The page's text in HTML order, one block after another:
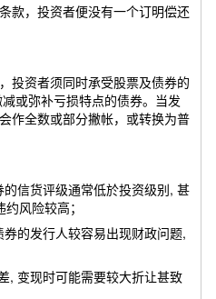
款，投资者便没有一个订明偿还
投资者须同时承受股票及债券的
或弥补亏损特点的债券。当发
作全数或部分撇帐，或转换为普
信货评级通常低於投资级别, 甚
风险较高；
的发行人较容易出现财政问题,
, 变现时可能需要较大折让甚致